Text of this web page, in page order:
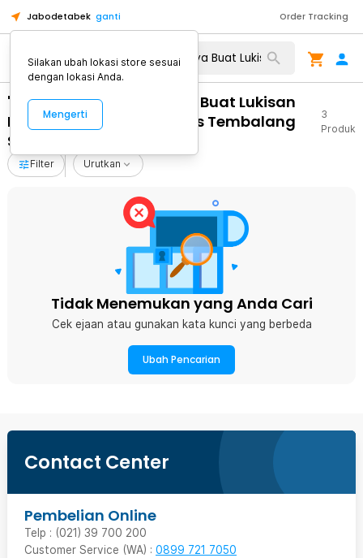
Jabodetabek ganti Order Tracking
"WA 0812 2782 5310 Biaya Buat Lukisan
Mural Dinding Untuk Kelas Tembalang
Semarang"
3
Produk
Filter Urutkan
Tidak Menemukan yang Anda Cari
Cek ejaan atau gunakan kata kunci yang berbeda
Ubah Pencarian
Contact Center
Pembelian Online
Telp : (021) 39 700 200
Customer Service (WA) : 0899 721 7050
Silakan ubah lokasi store sesuai
dengan lokasi Anda.
Mengerti